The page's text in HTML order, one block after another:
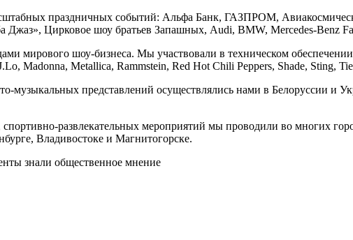
праздничных событий: Альфа Банк, ГАЗПРОМ,
Джаз», Цирковое шоу братьев Запашных, Audi, BMW, Mercedes-Benz
мирового шоу-бизнеса. Мы участвовали в техническом
Madonna, Metallica, Rammstein, Red Hot Chili Peppers, Shade, Sting,
музыкальных представлений осуществлялись нами в Белоруссии и
развлекательных мероприятий мы проводили во многих
Владивостоке и Магнитогорске.
знали общественное мнение